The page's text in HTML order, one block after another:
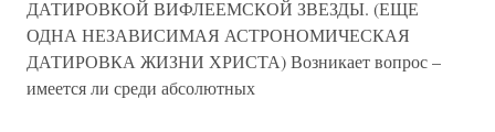
ДАТИРОВКОЙ ВИФЛЕЕМСКОЙ ЗВЕЗДЫ. (ЕЩЕ
ОДНА НЕЗАВИСИМАЯ АСТРОНОМИЧЕСКАЯ
ДАТИРОВКА ЖИЗНИ ХРИСТА) Возникает вопрос –
имеется ли среди абсолютных